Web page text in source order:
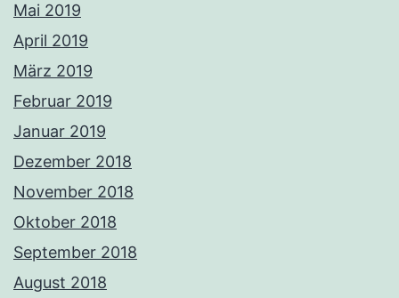
Mai 2019
April 2019
März 2019
Februar 2019
Januar 2019
Dezember 2018
November 2018
Oktober 2018
September 2018
August 2018